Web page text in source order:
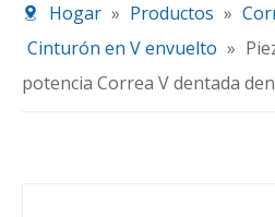
Hogar » Productos »
Cinturón en V envuelto »
potencia Correa V dentada